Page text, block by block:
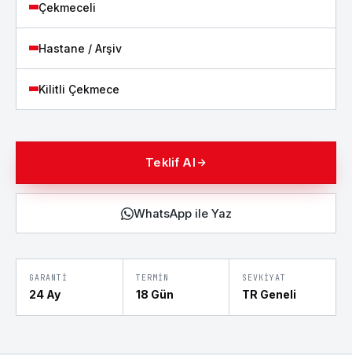
Çekmeceli
Hastane / Arşiv
Kilitli Çekmece
Teklif Al
WhatsApp ile Yaz
GARANTI
24 Ay
TERMIN
18 Gün
SEVKIYAT
TR Geneli